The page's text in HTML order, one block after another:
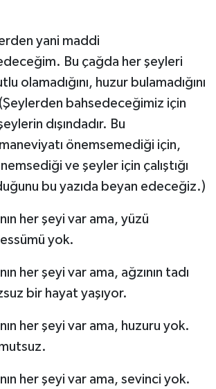
yani maddi
Bu çağda her şeyleri
olamadığını, huzur bulamadığını
bahsedeceğimiz için
dışındadır. Bu
önemsemediği için,
ve şeyler için çalıştığı
bu yazıda beyan edeceğiz.)
her şeyi var ama, yüzü
yok.
her şeyi var ama, ağzının tadı
bir hayat yaşıyor.
her şeyi var ama, huzuru yok.
her şeyi var ama, sevinci yok.